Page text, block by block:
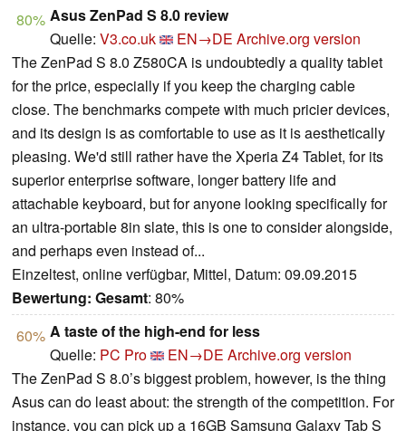
80% Asus ZenPad S 8.0 review
Quelle: V3.co.uk EN→DE Archive.org version
The ZenPad S 8.0 Z580CA is undoubtedly a quality tablet
for the price, especially if you keep the charging cable
close. The benchmarks compete with much pricier devices,
and its design is as comfortable to use as it is aesthetically
pleasing. We'd still rather have the Xperia Z4 Tablet, for its
superior enterprise software, longer battery life and
attachable keyboard, but for anyone looking specifically for
an ultra-portable 8in slate, this is one to consider alongside,
and perhaps even instead of...
Einzeltest, online verfügbar, Mittel, Datum: 09.09.2015
Bewertung: Gesamt: 80%
60% A taste of the high-end for less
Quelle: PC Pro EN→DE Archive.org version
The ZenPad S 8.0’s biggest problem, however, is the thing
Asus can do least about: the strength of the competition. For
instance, you can pick up a 16GB Samsung Galaxy Tab S